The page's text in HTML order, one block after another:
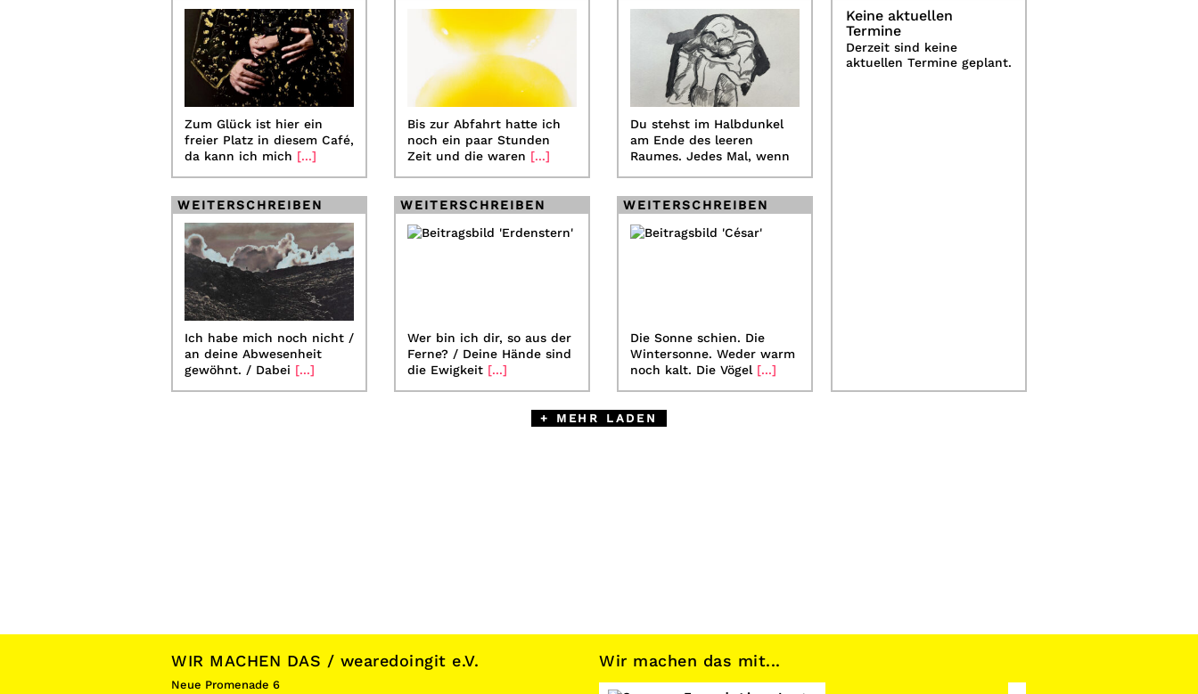
Keine aktuellen
Termine
Derzeit sind keine
aktuellen Termine geplant.
Zum Glück ist hier ein
freier Platz in diesem Café,
da kann ich mich [...]
Bis zur Abfahrt hatte ich
noch ein paar Stunden
Zeit und die waren [...]
Du stehst im Halbdunkel
am Ende des leeren
Raumes. Jedes Mal, wenn
WEITERSCHREIBEN
Ich habe mich noch nicht /
an deine Abwesenheit
gewöhnt. / Dabei [...]
WEITERSCHREIBEN
Wer bin ich dir, so aus der
Ferne? / Deine Hände sind
die Ewigkeit [...]
WEITERSCHREIBEN
Die Sonne schien. Die
Wintersonne. Weder warm
noch kalt. Die Vögel [...]
+ MEHR LADEN
WIR MACHEN DAS / wearedoingit e.V.
Neue Promenade 6
Wir machen das mit...